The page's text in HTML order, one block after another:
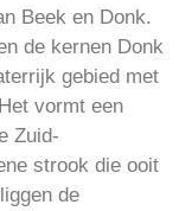
Beek en Donk.
de kernen Donk
gebied met
vormt een
Zuid-
strook die ooit
de